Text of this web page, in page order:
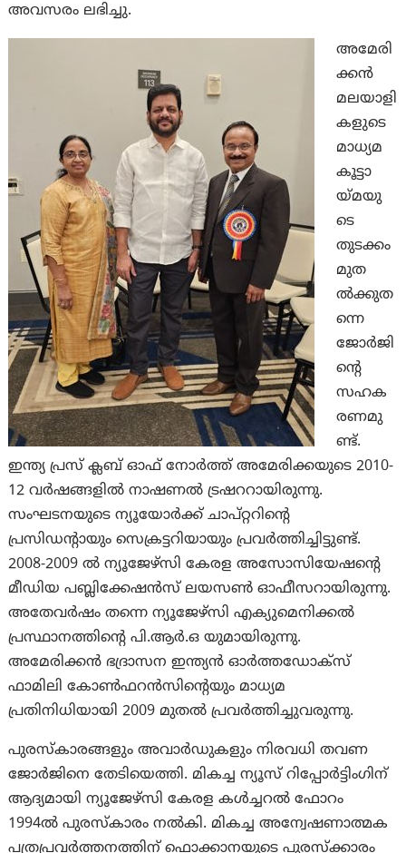
അവസരം ലഭിച്ചു.
അമേരി
ക്കന്‍
മലയാളി
കളുടെ
മാധ്യമ
കൂട്ടാ
യ്മയു
ടെ
തുടക്കം
മുത
ല്‍ക്കുത
ന്നെ
ജോര്‍ജി
ന്റെ
സഹക
രണമു
ണ്ട്.
ഇന്ത്യ പ്രസ് ക്ലബ് ഓഫ് നോര്‍ത്ത് അമേരിക്കയുടെ 2010-
12 വര്‍ഷങ്ങളില്‍ നാഷണല്‍ ട്രഷററായിരുന്നു.
സംഘടനയുടെ ന്യൂയോര്‍ക്ക് ചാപ്റ്ററിന്റെ
പ്രസിഡന്റായും സെക്രട്ടറിയായും പ്രവര്‍ത്തിച്ചിട്ടുണ്ട്.
2008-2009 ല്‍ ന്യൂജേഴ്‌സി കേരള അസോസിയേഷന്റെ
മീഡിയ പബ്ലിക്കേഷന്‍സ് ലയസണ്‍ ഓഫീസറായിരുന്നു.
അതേവര്‍ഷം തന്നെ ന്യൂജേഴ്‌സി എക്യുമെനിക്കല്‍
പ്രസ്ഥാനത്തിന്റെ പി.ആര്‍.ഒ യുമായിരുന്നു.
അമേരിക്കന്‍ ഭദ്രാസന ഇന്ത്യന്‍ ഓര്‍ത്തഡോക്‌സ്
ഫാമിലി കോണ്‍ഫറന്‍സിന്റെയും മാധ്യമ
പ്രതിനിധിയായി 2009 മുതല്‍ പ്രവര്‍ത്തിച്ചുവരുന്നു.
പുരസ്‌കാരങ്ങളും അവാര്‍ഡുകളും നിരവധി തവണ
ജോര്‍ജിനെ തേടിയെത്തി. മികച്ച ന്യൂസ് റിപ്പോര്‍ട്ടിംഗിന്
ആദ്യമായി ന്യൂജേഴ്‌സി കേരള കള്‍ച്ചറല്‍ ഫോറം
1994ല്‍ പുരസ്‌കാരം നല്‍കി. മികച്ച അന്വേഷണാത്മക
പത്രപ്രവര്‍ത്തനത്തിന് ഫൊക്കാനയുടെ പുരസ്‌ക്കാരം